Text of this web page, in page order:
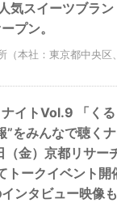
気スイーツブラ
プン。
（本社：東京都中央区
ナイトVol.9 「く
”をみんなで聴く
（金）京都リサー
トークイベント
ンタビュー映像